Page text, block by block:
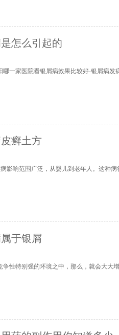
怎么引起的
一家医院看银屑病效果比较好-银屑病
癣土方
影响范围广泛，从婴儿到老年人。这种
于银屑
性特别强的环境之中，那么，就会大大